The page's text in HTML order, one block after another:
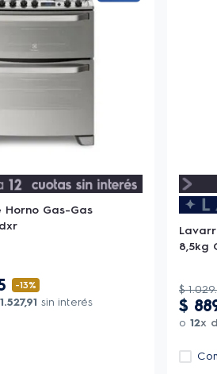
Horno Gas-Gas
-13%
.527,91 sin interés
8,5kg
$ 1.029.
$
o 12x